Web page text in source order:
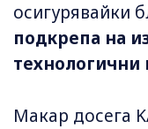
осигурявайки
подкрепа на
Макар досега